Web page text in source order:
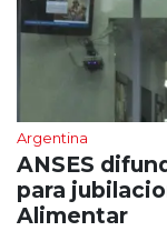
Argentina
ANSES
para
Alimentar